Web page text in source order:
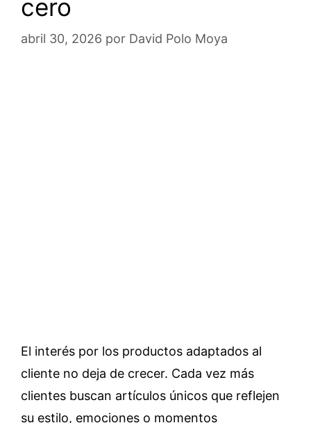
cero
abril 30, 2026 por David Polo Moya
El interés por los productos adaptados al
cliente no deja de crecer. Cada vez más
clientes buscan artículos únicos que reflejen
su estilo, emociones o momentos